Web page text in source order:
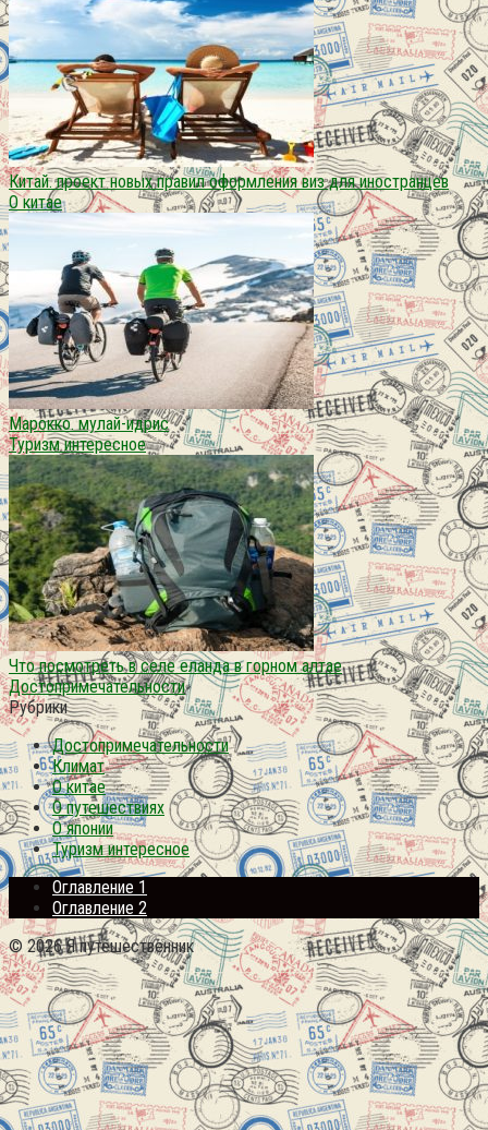
Китай. проект новых правил оформления виз для иностранцев
О китае
Марокко. мулай-идрис
Туризм интересное
Что посмотреть в селе еланда в горном алтае
Достопримечательности
Рубрики
Достопримечательности
Климат
О китае
О путешествиях
О японии
Туризм интересное
Оглавление 1
Оглавление 2
© 2026 Я путешественник